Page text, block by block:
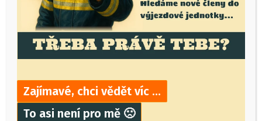
Zajímavé, chci vědět víc …
To asi není pro mě 🙁